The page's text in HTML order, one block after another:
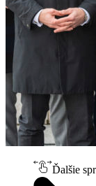
Ďalšie